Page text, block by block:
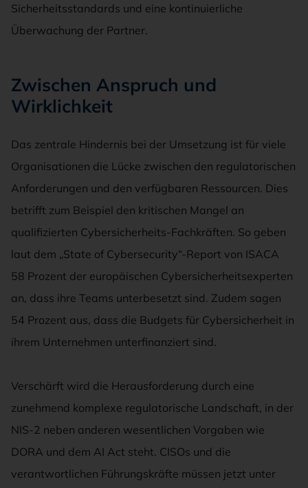
Sicherheitsstandards und eine kontinuierliche
Überwachung der Partner.
Zwischen Anspruch und
Wirklichkeit
Das zentrale Hindernis bei der Umsetzung ist für viele
Organisationen die Lücke zwischen den regulatorischen
Anforderungen und den verfügbaren Ressourcen. Dies
betrifft zum Beispiel den kritischen Mangel an
qualifizierten Cybersicherheits-Fachkräften. So geben
laut dem „State of Cybersecurity“-Report von ISACA
58 Prozent der europäischen Cybersicherheitsexperten
an, dass ihre Teams unterbesetzt sind. Zudem sagen
54 Prozent aus, dass die Budgets für Cybersicherheit in
ihrem Unternehmen unterfinanziert sind.
Verschärft wird die Herausforderung durch eine
zunehmend komplexe regulatorische Landschaft, in der
NIS-2 neben anderen wesentlichen Vorgaben wie
DORA und dem AI Act steht. CISOs und die
verantwortlichen Führungskräfte müssen jetzt unter